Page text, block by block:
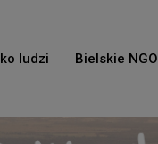
ludzi Bielskie NGO